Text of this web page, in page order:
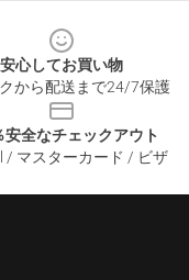
安心してお買い物
から配送まで24/7保護
安全なチェックアウト
/ マスターカード / ビザ